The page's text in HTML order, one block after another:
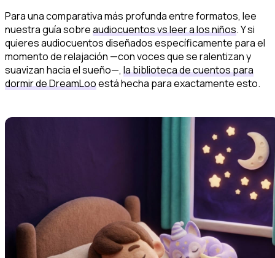
Para una comparativa más profunda entre formatos, lee
nuestra guía sobreaudiocuentos vs leer a los niños. Y si
quieres audiocuentos diseñados específicamente para el
momento de relajación —con voces que se ralentizan y
suavizan hacia el sueño—, la biblioteca de cuentos para
dormir de DreamLooestá hecha para exactamente esto.